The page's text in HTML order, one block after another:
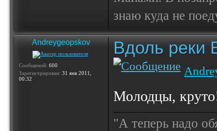
знаю куда не
Andreygeopskov
Сообщений: 600
Зарегистрирован: 31 янв 2011,
00:32
Вдоль реки
Молодцы,
"А теперь надо